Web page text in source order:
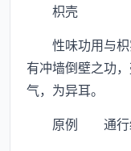
枳壳
性味功用与枳
有冲墙倒壁之功
气，为异耳。
原例 通行